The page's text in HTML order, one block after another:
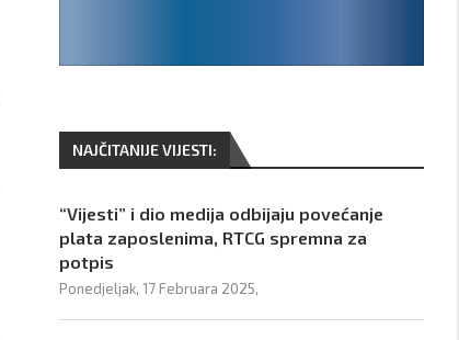
NAJČITANIJE VIJESTI:
“Vijesti” i dio medija odbijaju povećanje
plata zaposlenima, RTCG spremna za
potpis
Ponedjeljak, 17 Februara 2025,